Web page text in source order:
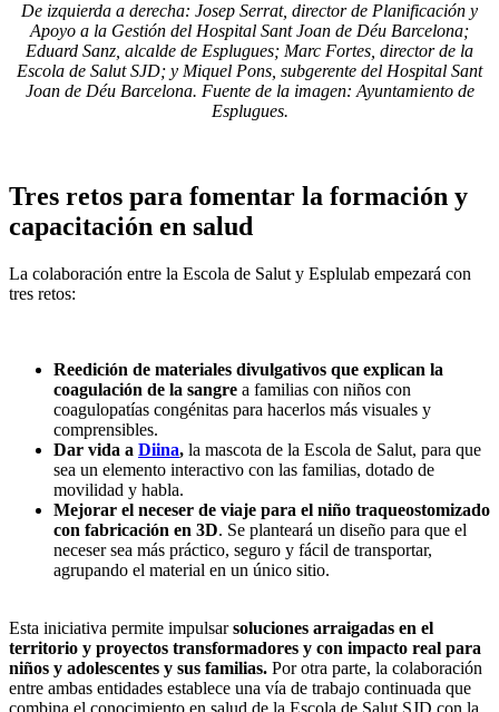
De izquierda a derecha: Josep Serrat, director de Planificación y
Apoyo a la Gestión del Hospital Sant Joan de Déu Barcelona;
Eduard Sanz, alcalde de Esplugues; Marc Fortes, director de la
Escola de Salut SJD; y Miquel Pons, subgerente del Hospital Sant
Joan de Déu Barcelona. Fuente de la imagen: Ayuntamiento de
Esplugues.
Tres retos para fomentar la formación y
capacitación en salud
La colaboración entre la Escola de Salut y Esplulab empezará con
tres retos:
Reedición de materiales divulgativos que explican la
coagulación de la sangre a familias con niños con
coagulopatías congénitas para hacerlos más visuales y
comprensibles.
Dar vida a Diina, la mascota de la Escola de Salut, para que
sea un elemento interactivo con las familias, dotado de
movilidad y habla.
Mejorar el neceser de viaje para el niño traqueostomizado
con fabricación en 3D. Se planteará un diseño para que el
neceser sea más práctico, seguro y fácil de transportar,
agrupando el material en un único sitio.
Esta iniciativa permite impulsarsoluciones arraigadas en el
territorio y proyectos transformadores y con impacto real para
niños y adolescentes y sus familias. Por otra parte, la colaboración
entre ambas entidades establece una vía de trabajo continuada que